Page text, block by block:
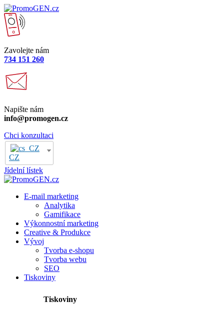
Zavolejte nám
734 151 260
Napište nám
info@promogen.cz
Chci konzultaci
CZ
Jídelní lístek
E-mail marketing
Analytika
Gamifikace
Výkonnostní marketing
Creative & Produkce
Vývoj
Tvorba e-shopu
Tvorba webu
SEO
Tiskoviny
Tiskoviny